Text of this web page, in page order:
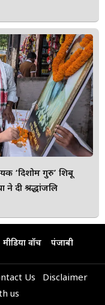
‘दिशोम गुरु’ शिबू
दी श्रद्धांजलि
मीडिया वॉच पंजाबी
Us
Disclaimer
us